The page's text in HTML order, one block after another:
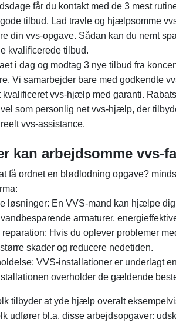
får du kontakt med de 3 mest
tilbud. Lad travle og hjælpsomme
din vvs-opgave. Sådan kan du nemt
kvalificerede tilbud.
i dag og modtag 3 nye tilbud fra
Vi samarbejder bare med godkendte
kvalificeret vvs-hjælp med garanti.
som personlig net vvs-hjælp, der
vvs-assistance.
kan arbejdsomme
få ordnet en blødlodning opgave?
løsninger: En VVS-mand kan hjælpe
armaturer,
Hvis du oplever problemer
skader og reducere nedetiden.
VVS-installationer er underlagt
overholder de gældende
tilbyder at yde hjælp overalt
udfører bl.a. disse arbejdsopgaver: